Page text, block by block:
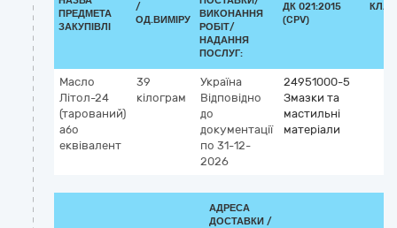
ПРЕДМЕТА
ЗАКУПІВЛІ
/
ОД.ВИМІРУ
ВИКОНАННЯ
РОБІТ/
НАДАННЯ
ПОСЛУГ:
ДК 021:2015
(CPV)
Масло
Літол-24
(тарований)
або
еквівалент
39
кілограм
Україна
Відповідно
до
документації
по 31-12-
2026
24951000-5
Змазки та
мастильні
матеріали
АДРЕСА
ДОСТАВКИ /